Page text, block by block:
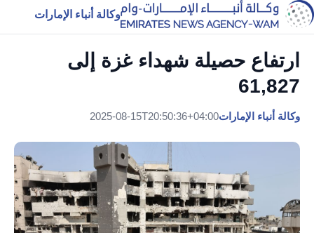
وكالة أنباء الإمارات
ارتفاع حصيلة شهداء غزة إلى
61,827
وكالة أنباء الإمارات2025-08-15T20:50:36+04:00